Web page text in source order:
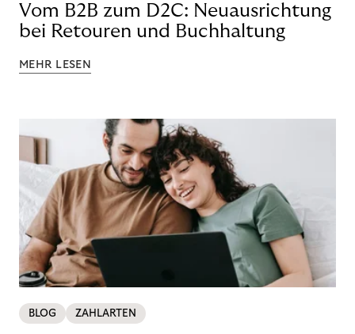
Vom B2B zum D2C: Neuausrichtung
bei Retouren und Buchhaltung
MEHR LESEN
BLOG ZAHLARTEN